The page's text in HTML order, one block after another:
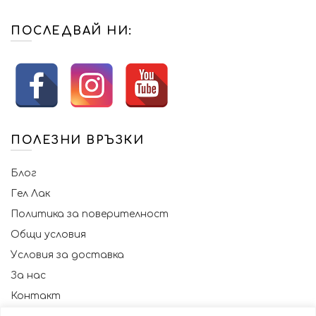
ПОСЛЕДВАЙ НИ:
ПОЛЕЗНИ ВРЪЗКИ
Блог
Гел Лак
Политика за поверителност
Общи условия
Условия за доставка
За нас
Контакт